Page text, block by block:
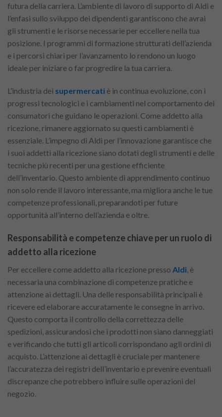
futura della carriera. L’ambiente di lavoro di supporto di Aldi e
l’enfasi sullo sviluppo dei dipendenti garantiscono che avrai
gli strumenti e le risorse necessarie per eccellere nella tua
posizione. I programmi di formazione strutturati dell’azienda
e i percorsi chiari per l’avanzamento lo rendono un luogo
ideale per iniziare o far progredire la tua carriera.
L’industria dei supermercati è in continua evoluzione, con i
progressi tecnologici e i cambiamenti nel comportamento dei
consumatori che guidano le operazioni. Come addetto alla
ricezione, rimanere aggiornato su questi cambiamenti è
essenziale. L’impegno di Aldi per l’innovazione garantisce che
i suoi addetti alla ricezione siano dotati degli strumenti e delle
tecniche più recenti per una gestione efficiente
dell’inventario. Questo ambiente di apprendimento continuo
non solo rende il lavoro interessante, ma migliora anche le tue
competenze professionali, preparandoti per future
opportunità all’interno dell’azienda e oltre.
Responsabilità e competenze chiave per un ruolo di
addetto alla ricezione
Per eccellere come addetto alla ricezione presso Aldi, è
necessaria una combinazione di competenze pratiche e
attenzione ai dettagli. Una delle responsabilità principali è
ricevere ed elaborare accuratamente le consegne in arrivo.
Questo comporta il controllo della correttezza delle
spedizioni, assicurandosi che i prodotti non siano danneggiati
e verificando che tutti gli articoli corrispondano agli ordini di
acquisto. L’attenzione ai dettagli è cruciale per mantenere
l’accuratezza dei registri dell’inventario e prevenire eventuali
discrepanze che potrebbero influire sulle operazioni del
negozio.